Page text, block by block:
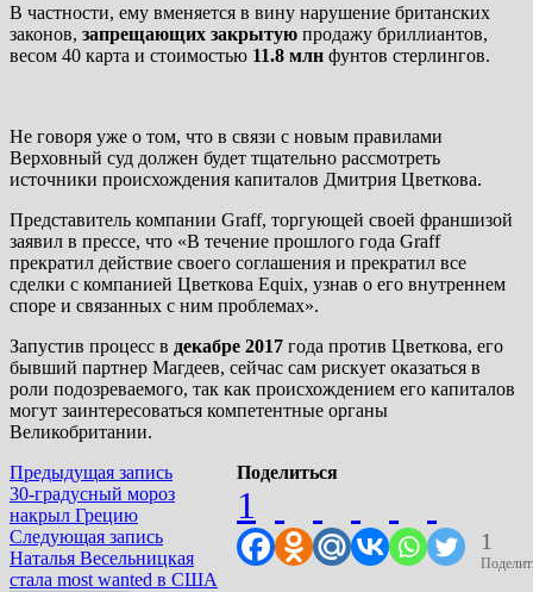
В частности, ему вменяется в вину нарушение британских
законов, запрещающих закрытую продажу бриллиантов,
весом 40 карта и стоимостью 11.8 млн фунтов стерлингов.
Не говоря уже о том, что в связи с новым правилами
Верховный суд должен будет тщательно рассмотреть
источники происхождения капиталов Дмитрия Цветкова.
Представитель компании Graff, торгующей своей франшизой
заявил в прессе, что «В течение прошлого года Graff
прекратил действие своего соглашения и прекратил все
сделки с компанией Цветкова Equix, узнав о его внутреннем
споре и связанных с ним проблемах».
Запустив процесс в декабре 2017 года против Цветкова, его
бывший партнер Магдеев, сейчас сам рискует оказаться в
роли подозреваемого, так как происхождением его капиталов
могут заинтересоваться компетентные органы
Великобритании.
Поделиться
1
1
Навигация
по
записям
Предыдущая записьПредыдущая
запись:
30-градусный мороз
накрыл Грецию
Следующая записьСледующая
запись:
Наталья Весельницкая
стала most wanted в США